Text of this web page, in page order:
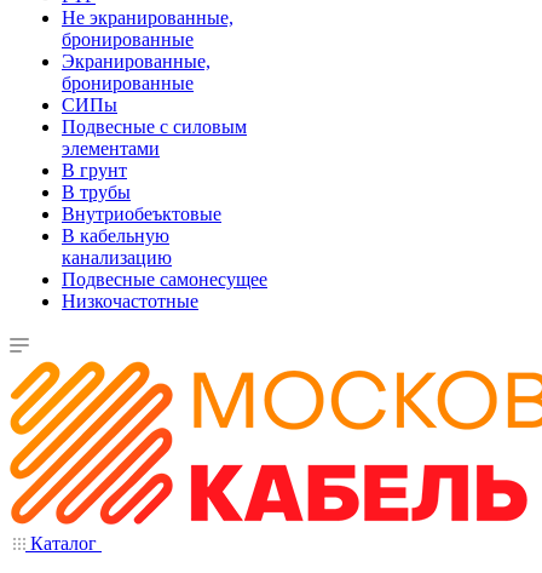
Не экранированные,
бронированные
Экранированные,
бронированные
СИПы
Подвесные с силовым
элементами
В грунт
В трубы
Внутриобеъктовые
В кабельную
канализацию
Подвесные самонесущее
Низкочастотные
Каталог